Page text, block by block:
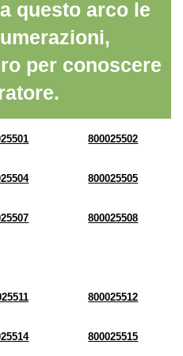
questo arco le
per conoscere
800025502
800025505
800025508
800025512
800025515